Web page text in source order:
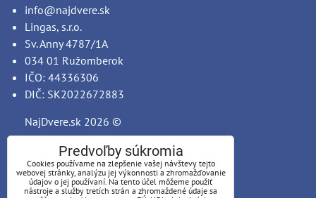
info@najdvere.sk
Lingas, s.r.o.
Sv. Anny 4787/1A
034 01 Ružomberok
IČO: 44336306
DIČ: SK2022672883
NajDvere.sk 2026 ©
Predvoľby súkromia
Cookies používame na zlepšenie vašej návštevy tejto
webovej stránky, analýzu jej výkonnosti a zhromažďovanie
údajov o jej používaní. Na tento účel môžeme použiť
nástroje a služby tretích strán a zhromaždené údaje sa